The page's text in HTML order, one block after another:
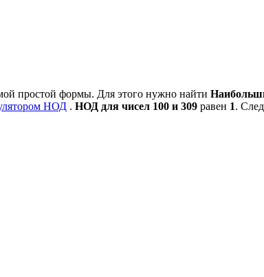
простой формы. Для этого нужно найти
НОД . НОД для чисел 100 и 309 равен 1.